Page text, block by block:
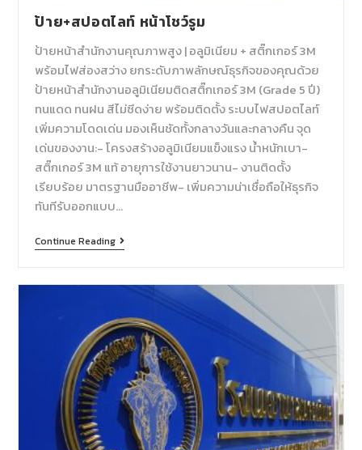
ป้าย+สปอตไลท์ หน้าโชว์รูม
ป้ายหน้าสำนักงานคุณภาพสูง | อลูมิเนียม + สติ๊กเกอร์ 3M
พร้อมไฟส่องสว่าง ยกระดับภาพลักษณ์ธุรกิจของคุณด้วย
ป้ายหน้าสำนักงานอลูมิเนียมติดสติ๊กเกอร์ 3M (Grade 5 ปี)
ทนแดด ทนฝน สีไม่ซีดง่าย พร้อมติดตั้ง ระบบไฟสปอตไลท์
เพิ่มความโดดเด่น มองเห็นชัดทั้งกลางวันและกลางคืน จุด
เด่นของงาน:- โครงสร้างอลูมิเนียมแข็งแรง น้ำหนักเบา-
สติ๊กเกอร์ 3M แท้ อายุการใช้งานยาวนาน- งานติดตั้ง
เรียบร้อย มาตรฐานมืออาชีพ- เพิ่มความน่าเชื่อถือให้ธุรกิจ
ทันทีรับออกแบบ…
Continue Reading